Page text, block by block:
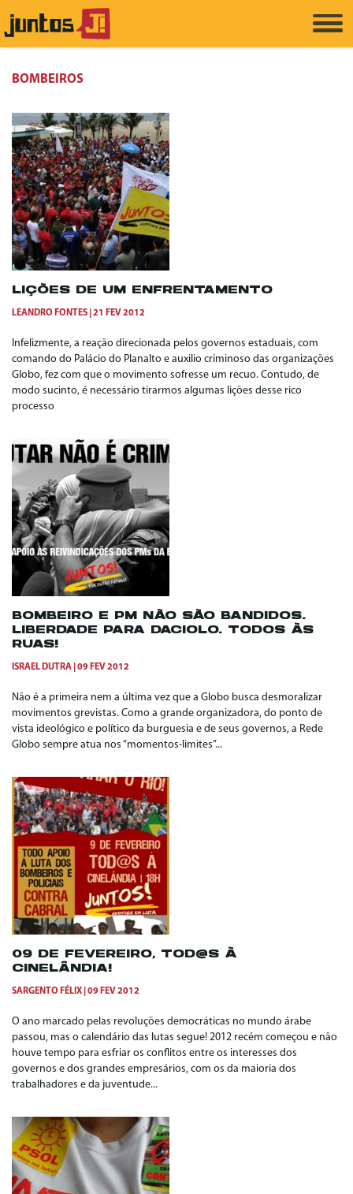
BOMBEIROS
LIÇÕES DE UM ENFRENTAMENTO
LEANDRO FONTES 21 FEV 2012
Infelizmente, a reação direcionada pelos governos estaduais, com
comando do Palácio do Planalto e auxilio criminoso das organizações
Globo, fez com que o movimento sofresse um recuo. Contudo, de
modo sucinto, é necessário tirarmos algumas lições desse rico
processo
BOMBEIRO E PM NÃO SÃO BANDIDOS.
LIBERDADE PARA DACIOLO. TODOS ÀS
RUAS!
ISRAEL DUTRA 09 FEV 2012
Não é a primeira nem a última vez que a Globo busca desmoralizar
movimentos grevistas. Como a grande organizadora, do ponto de
vista ideológico e político da burguesia e de seus governos, a Rede
Globo sempre atua nos “momentos-limites”...
09 DE FEVEREIRO, TOD@S À
CINELÂNDIA!
SARGENTO FÉLIX 09 FEV 2012
O ano marcado pelas revoluções democráticas no mundo árabe
passou, mas o calendário das lutas segue! 2012 recém começou e não
houve tempo para esfriar os conflitos entre os interesses dos
governos e dos grandes empresários, com os da maioria dos
trabalhadores e da juventude...